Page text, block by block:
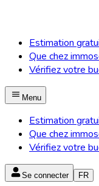
Estimation
Que chez
Vérifiez votre
Menu
Estimation
Que chez
Vérifiez votre
Se connecter FR